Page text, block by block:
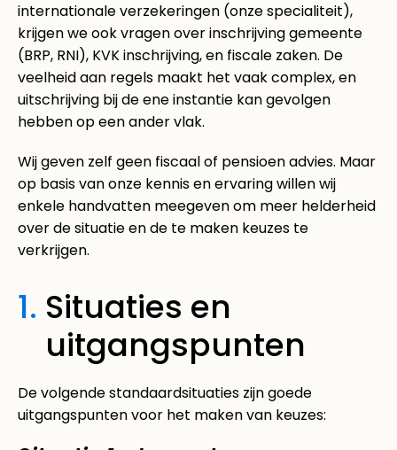
internationale verzekeringen (onze specialiteit),
krijgen we ook vragen over inschrijving gemeente
(BRP, RNI), KVK inschrijving, en fiscale zaken. De
veelheid aan regels maakt het vaak complex, en
uitschrijving bij de ene instantie kan gevolgen
hebben op een ander vlak.
Wij geven zelf geen fiscaal of pensioen advies. Maar
op basis van onze kennis en ervaring willen wij
enkele handvatten meegeven om meer helderheid
over de situatie en de te maken keuzes te
verkrijgen.
1. Situaties en
uitgangspunten
De volgende standaardsituaties zijn goede
uitgangspunten voor het maken van keuzes: